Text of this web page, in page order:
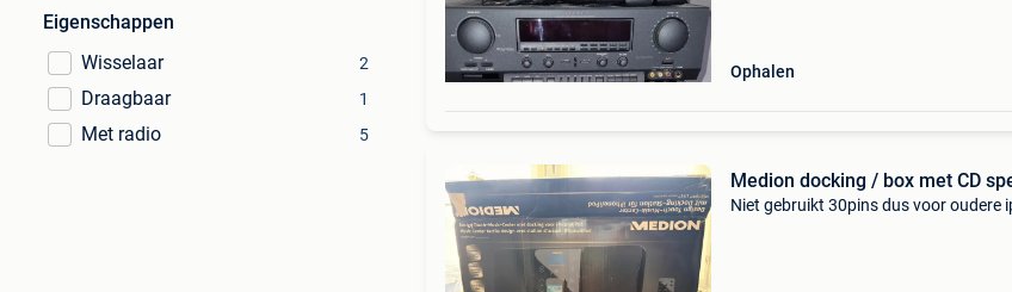
Eigenschappen
Wisselaar
2
Draagbaar 1
Met radio 5
Ophalen
Medion docking / box met CD
Niet gebruikt 30pins dus voor oudere